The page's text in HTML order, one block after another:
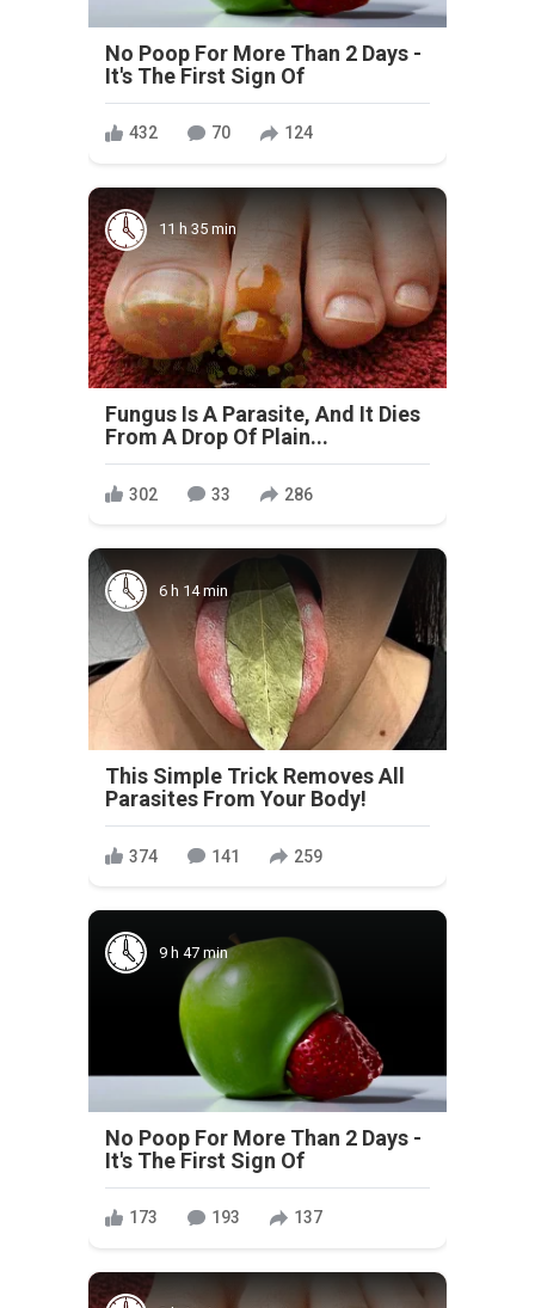
No Poop For More Than 2 Days -
It's The First Sign Of
432 70 124
11 h 35 min
Fungus Is A Parasite, And It Dies
From A Drop Of Plain...
302 33 286
6 h 14 min
This Simple Trick Removes All
Parasites From Your Body!
374 141 259
9 h 47 min
No Poop For More Than 2 Days -
It's The First Sign Of
173 193 137